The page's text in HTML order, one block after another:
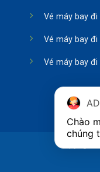
Vé máy bay
Vé máy bay đi
Vé máy bay đi
Copyright
Chào
chúng